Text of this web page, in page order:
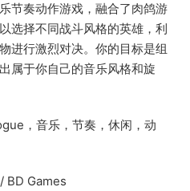
节奏动作游戏，融合了肉鸽游
选择不同战斗风格的英雄，利
进行激烈对决。你的目标是组
属于你自己的音乐风格和旋
，音乐，节奏，休闲，动
BD Games